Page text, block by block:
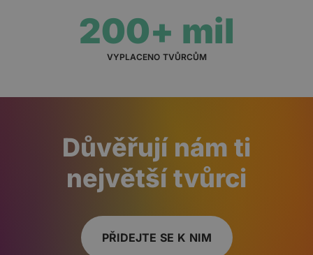
200+ mil
VYPLACENO TVŮRCŮM
Důvěřují nám ti
největší tvůrci
PŘIDEJTE SE K NIM